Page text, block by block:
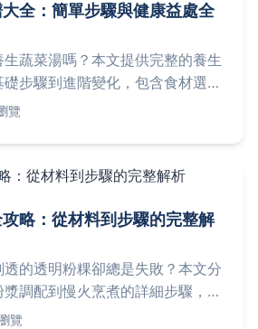
全：簡單步驟與健康益處全
蔬菜湯嗎？本文提供完整的養生
步驟到進階變化，包含食材選擇
，幫助你輕鬆煮出營養滿分的湯
覽
略：從材料到步驟的完整解
的透明粉粿卻總是失敗？本文分
調配到慢火烹煮的詳細步驟，並
輕鬆重現台灣傳統甜點的美味與
覽